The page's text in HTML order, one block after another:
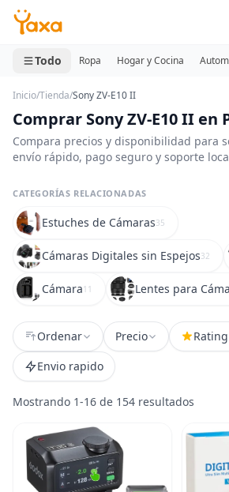
MINI CARRITO
0 productos
Todo Ropa Hogar y Cocina
Inicio/Tienda/Sony ZV-E10 II
Comprar Sony ZV-E10 II en
Compara precios y disponibilidad para
envío rápido, pago seguro y soporte
CATEGORÍAS RELACIONADAS
Estuches de Cámaras35
Cámaras Digitales sin Espejos32
Cámara11 Lentes para
Ordenar Precio
Rating
Envio rapido
Mostrando 1-16 de 154 resultados